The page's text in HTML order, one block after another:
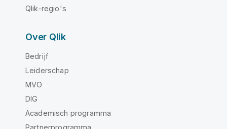
Qlik-regio's
Over Qlik
Bedrijf
Leiderschap
MVO
DIG
Academisch programma
Partnerprogramma